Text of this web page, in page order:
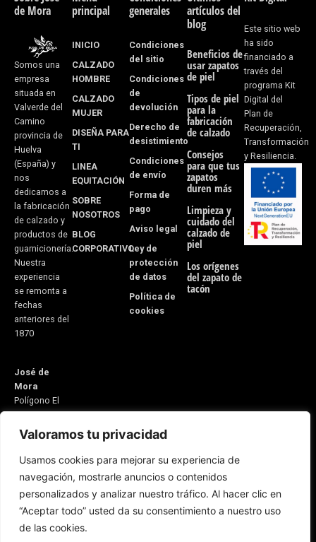
Valoramos tu privacidad
Usamos cookies para mejorar su experiencia de
navegación, mostrarle anuncios o contenidos
personalizados y analizar nuestro tráfico. Al hacer clic en
“Aceptar todo” usted da su consentimiento a nuestro uso
de las cookies.
b
o
o
k
-
f
a
g
r
a
m
de Mora
Somos una
empresa
situada en
Valverde del
Camino
provincia de
Huelva
(España) y
nos
dedicamos a
la fabricación
de calzado y
productos de
guarnicionería.
Nuestra
experiencia
se remonta a
fechas
anteriores del
1870
José de
Mora
Polígono El
Monete Nave
31
21600
Valverde del
Camino
Huelva,
España
Email:
principal
INICIO
CALZADO
HOMBRE
CALZADO
MUJER
DISEÑA PARA
TI
LINEA
EQUITACIÓN
SOBRE
NOSOTROS
BLOG
CORPORATIVO
generales
Condiciones
del sitio
Condiciones
de
devolución
Derecho de
desistimiento
Condiciones
de envío
Forma de
pago
Aviso legal
Ley de
protección
de datos
Política de
cookies
artículos del
blog
Beneficios de
usar zapatos
de piel
Tipos de piel
para la
fabricación
de calzado
Consejos
para que tus
zapatos
duren más
Limpieza y
cuidado del
calzado de
piel
Los orígenes
del zapato de
tacón
Este sitio web
ha sido
financiado a
través del
programa Kit
Digital del
Plan de
Recuperación,
Transformación
y Resiliencia.